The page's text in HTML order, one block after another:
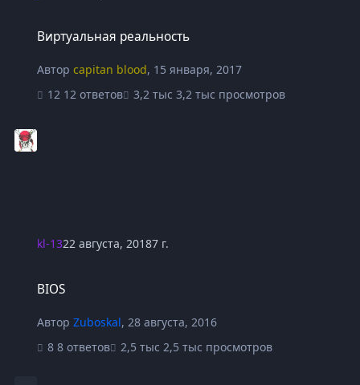
Виртуальная реальность
Авторcapitan blood, 15 января, 2017
12 ответов
3,2 тыс просмотров
kl-1322 августа, 20187 г.
BIOS
АвторZuboskal, 28 августа, 2016
8 ответов
2,5 тыс просмотров